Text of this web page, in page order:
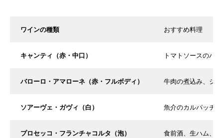
ワインの種類 おすすめ料理
キャンティ（赤・中口） トマトソースのパ
バローロ・アマローネ（赤・フルボディ） 牛肉の煮込み、ジ
ソアーヴェ・ガヴィ（白） 魚介のカルパッチ
プロセッコ・フランチャコルタ（泡） 食前酒、生ハム、